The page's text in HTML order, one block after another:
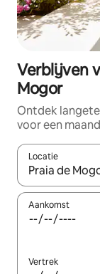
Verblijven
Mogor
Ontdek
voor een
Locatie
Wanneer er
Aankomst
Vertrek